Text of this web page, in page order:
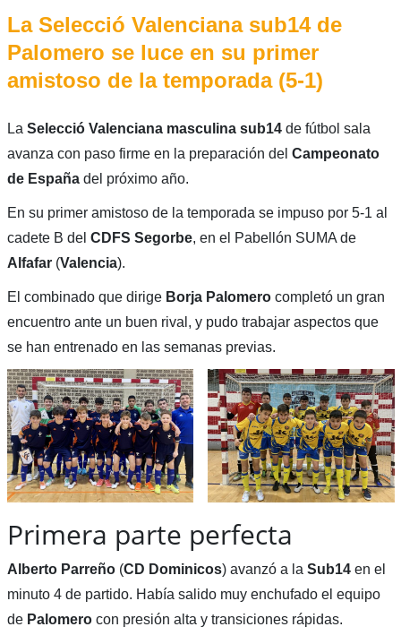
La Selecció Valenciana sub14 de
Palomero se luce en su primer
amistoso de la temporada (5-1)
La Selecció Valenciana masculina sub14 de fútbol sala
avanza con paso firme en la preparación del Campeonato
de Españadel próximo año.
En su primer amistoso de la temporada se impuso por 5-1 al
cadete B del CDFS Segorbe, en el Pabellón SUMA de
Alfafar(Valencia).
El combinado que dirige Borja Palomero completó un gran
encuentro ante un buen rival, y pudo trabajar aspectos que
se han entrenado en las semanas previas.
Primera parte perfecta
Alberto Parreño(CD Dominicos) avanzó a la Sub14en el
minuto 4 de partido. Había salido muy enchufado el equipo
de Palomerocon presión alta y transiciones rápidas.